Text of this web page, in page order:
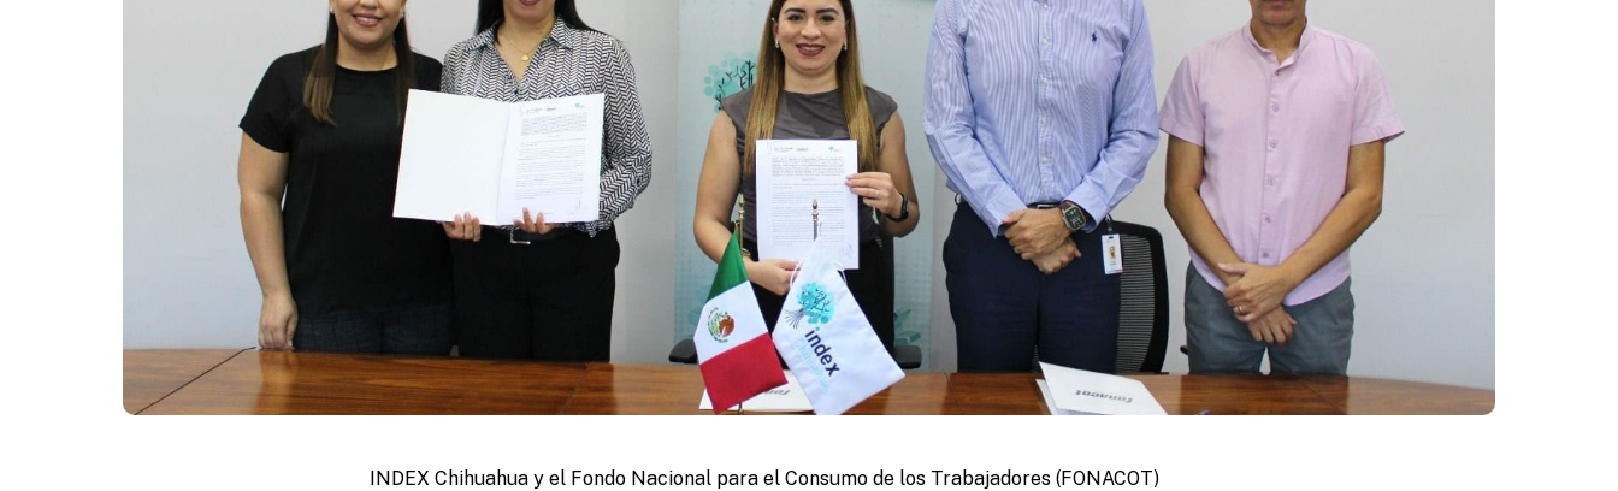
INDEX Chihuahua y el Fondo Nacional para el Consumo de los Trabajadores (FONACOT)